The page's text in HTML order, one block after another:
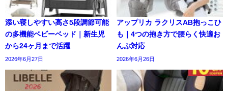
添い寝しやすい高さ5段調節可能
の多機能ベビーベッド｜新生児
から24ヶ月まで活躍
2026年6月27日
アップリカ ラクリスAB抱っこひ
も｜4つの抱き方で腰らく快適お
んぶ対応
2026年6月26日